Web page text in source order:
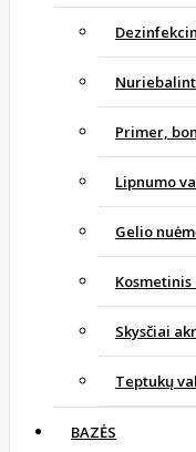
Primer,
Lipnumo
Gelio
Skysčiai
Teptukų
BAZĖS